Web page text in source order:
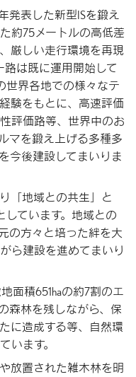
発表した新型ISを鍛え
約75メートルの高低差
厳しい走行環境を再現
路は既に運用開始して
世界各地での様々なテ
験をもとに、高速評価
評価路等、世界中のお
マを鍛え上げる多種多
今後建設してまいりま
「地域との共生」と
しています。地域との
の方々と培った絆を大
ら建設を進めてまいり
面積651haの約7割のエ
森林を残しながら、保
に造成する等、自然環
います。
放置された雑木林を明